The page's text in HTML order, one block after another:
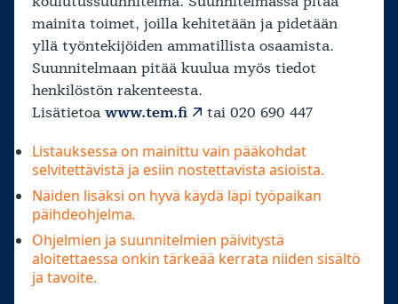
mainita toimet, joilla kehitetään ja pidetään
yllä työntekijöiden ammatillista osaamista.
Suunnitelmaan pitää kuulua myös tiedot
henkilöstön rakenteesta.
Lisätietoa www.tem.fi
tai 020 690 447
Listauksessa on mainittu vain pääkohdat
selvitettävistä ja esiin nostettavista asioista.
Näiden lisäksi on hyvä käydä läpi työpaikan
päihdeohjelma.
Ohjelmien ja suunnitelmien päivitystä
aloitettaessa onkin tärkeää kerrata niiden sisältö
ja tavoite.